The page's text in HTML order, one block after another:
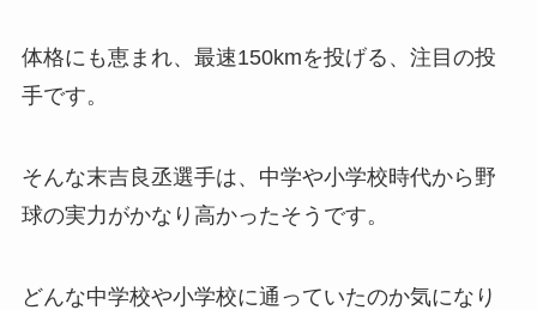
体格にも恵まれ、最速150kmを投げる、注目の投
手です。
そんな末吉良丞選手は、中学や小学校時代から野
球の実力がかなり高かったそうです。
どんな中学校や小学校に通っていたのか気になり